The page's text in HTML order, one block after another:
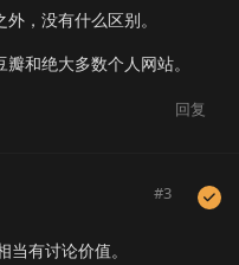
，没有什么区别。
和绝大多数个人网站。
回复
#3
有讨论价值。